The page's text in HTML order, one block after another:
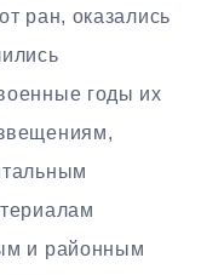
ран, оказались
годы их
и районным